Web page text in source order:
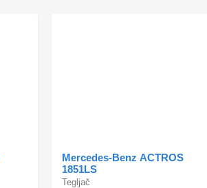
Mercedes-Benz ACTROS
1851LS
Tegljač